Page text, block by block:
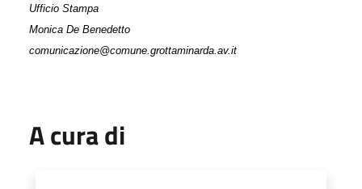
Ufficio Stampa
Monica De Benedetto
comunicazione@comune.grottaminarda.av.it
A cura di